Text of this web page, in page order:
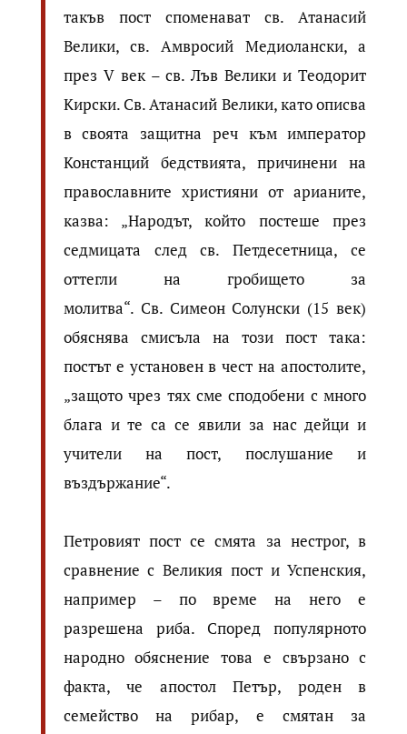
такъв пост споменават св. Атанасий
Велики, св. Амвросий Медиолански, а
през V век – св. Лъв Велики и Теодорит
Кирски. Св. Атанасий Велики, като описва
в своята защитна реч към император
Констанций бедствията, причинени на
православните християни от арианите,
казва: „Народът, който постеше през
седмицата след св. Петдесетница, се
оттегли на гробището за
молитва“. Св. Симеон Солунски (15 век)
обяснява смисъла на този пост така:
постът е установен в чест на апостолите,
„защото чрез тях сме сподобени с много
блага и те са се явили за нас дейци и
учители на пост, послушание и
въздържание“.
Петровият пост се смята за нестрог, в
сравнение с Великия пост и Успенския,
например – по време на него е
разрешена риба. Според популярното
народно обяснение това е свързано с
факта, че апостол Петър, роден в
семейство на рибар, е смятан за